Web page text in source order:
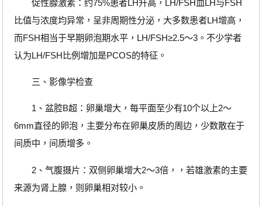
促性腺激素：约75%患者LH升高，LH/FSH血LH与FSH
比值与浓度均异常，呈非周期性分泌，大多数患者LH增高，
而FSH相当于早期卵泡期水平，LH/FSH≥2.5～3。不少学者
认为LH/FSH比例增加是PCOS的特征。
三、影像学检查
1、盆腔B超：卵巢增大，每平面至少有10个以上2～
6mm直径的卵泡，主要分布在卵巢皮质的周边，少数散在于
间质中，间质增多。
2、气腹摄片：双侧卵巢增大2～3倍，，若雄激素的主要
来源为肾上腺，则卵巢相对较小。